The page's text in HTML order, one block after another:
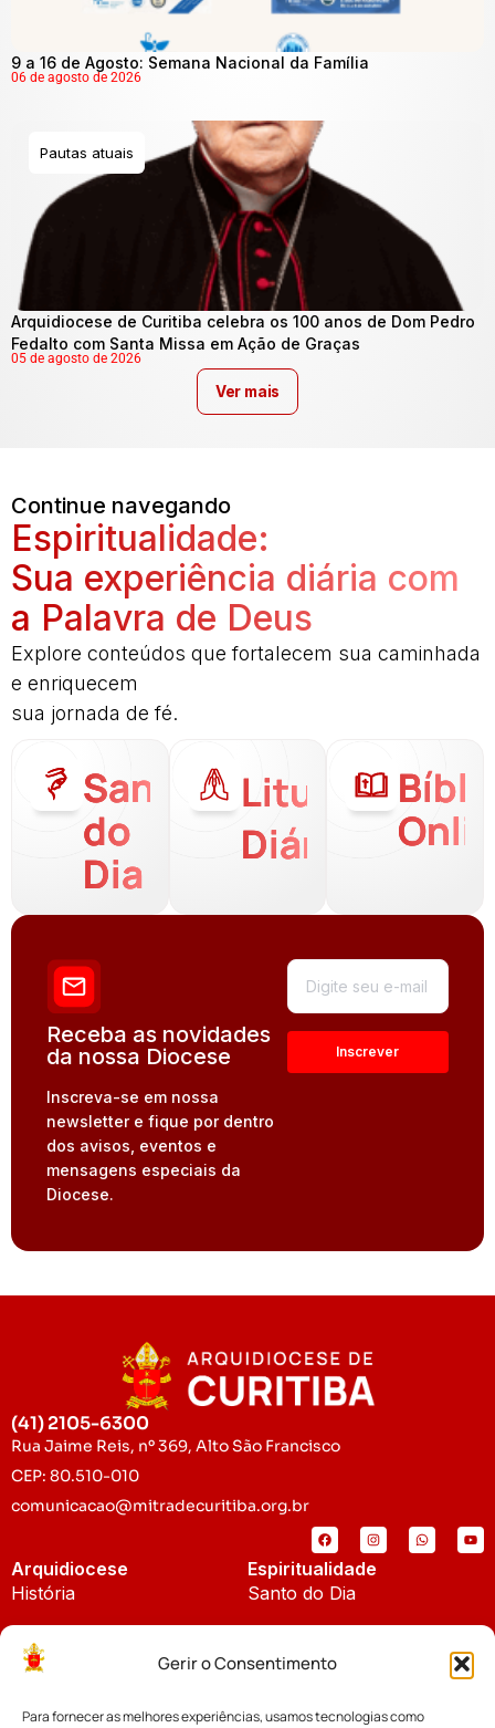
Gerir o Consentimento
Para fornecer as melhores experiências, usamos tecnologias como
9 a 16 de Agosto: Semana Nacional da Família
06 de agosto de 2026
Pautas atuais
Arquidiocese de Curitiba celebra os 100 anos de Dom Pedro
Fedalto com Santa Missa em Ação de Graças
05 de agosto de 2026
Ver mais
Continue navegando
Espiritualidade:
Sua experiência diária com
a Palavra de Deus
Explore conteúdos que fortalecem sua caminhada
e enriquecem
sua jornada de fé.
Santo
do
Dia
Liturgia
Diária
Receba as novidades
da nossa Diocese
Inscreva-se em nossa
newsletter e fique por dentro
dos avisos, eventos e
mensagens especiais da
Diocese.
(41) 2105-6300
Rua Jaime Reis, nº 369, Alto São Francisco
CEP: 80.510-010
comunicacao@mitradecuritiba.org.br
Arquidiocese
História
Padroeira
Espiritualidade
Santo do Dia
Notícias
Cúria Diocesana